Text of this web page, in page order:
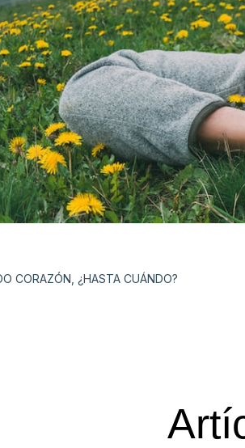
CORAZÓN, ¿HASTA CUÁNDO?